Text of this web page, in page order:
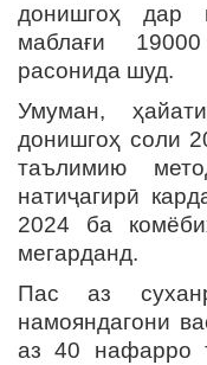
донишгоҳ дар
маблағи
расонида шуд.
Умуман,
донишгоҳ соли
таълимию
натиҷагирӣ
2024 ба
мегарданд.
Пас аз
намояндагони
аз 40 нафарро